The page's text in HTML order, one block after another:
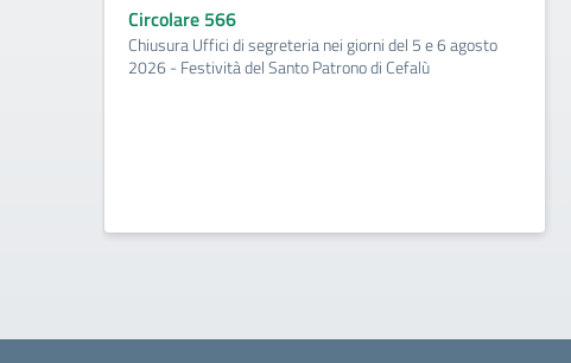
Circolare 566
Chiusura Uffici di segreteria nei giorni del 5 e 6 agosto
2026 - Festività del Santo Patrono di Cefalù